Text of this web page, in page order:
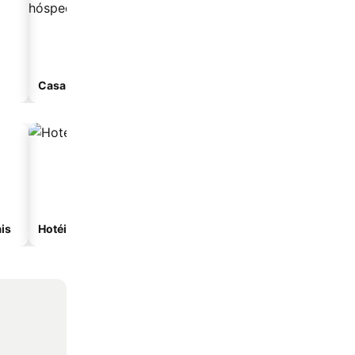
Casa de hóspedes
Hotéis com spa